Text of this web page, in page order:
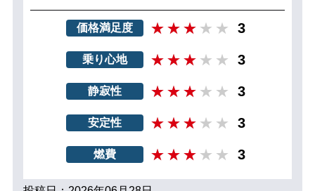
価格満足度 3
乗り心地 3
静寂性 3
安定性 3
燃費 3